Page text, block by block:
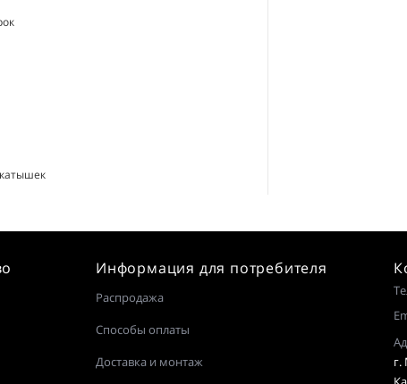
Информация для потребителя
Распродажа
Способы оплаты
Доставка и монтаж
г.